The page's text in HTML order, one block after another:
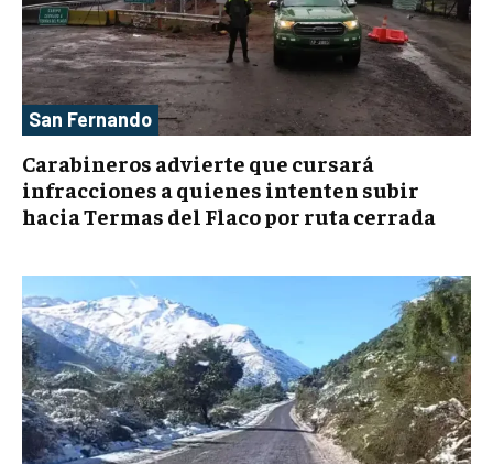
San Fernando
Carabineros advierte que cursará
infracciones a quienes intenten subir
hacia Termas del Flaco por ruta cerrada